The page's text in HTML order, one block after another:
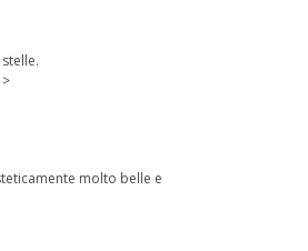
molto belle e